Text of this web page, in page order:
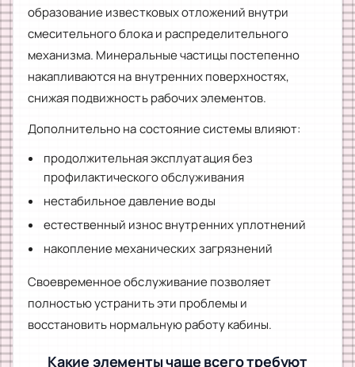
образование известковых отложений внутри
смесительного блока и распределительного
механизма. Минеральные частицы постепенно
накапливаются на внутренних поверхностях,
снижая подвижность рабочих элементов.
Дополнительно на состояние системы влияют:
продолжительная эксплуатация без
профилактического обслуживания
нестабильное давление воды
естественный износ внутренних уплотнений
накопление механических загрязнений
Своевременное обслуживание позволяет
полностью устранить эти проблемы и
восстановить нормальную работу кабины.
Какие элементы чаще всего требуют